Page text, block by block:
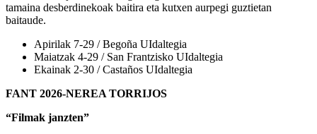
tamaina desberdinekoak baitira eta kutxen aurpegi guztietan
baitaude.
Apirilak 7-29 / Begoña UIdaltegia
Maiatzak 4-29 / San Frantzisko UIdaltegia
Ekainak 2-30 / Castaños UIdaltegia
FANT 2026-NEREA TORRIJOS
“Filmak janzten”